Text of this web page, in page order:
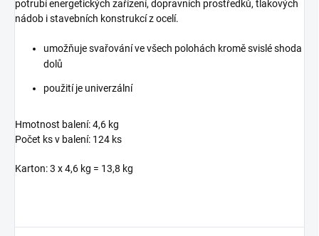
potrubí energetických zařízení, dopravních prostředků, tlakových
nádob i stavebních konstrukcí z ocelí.
umožňuje svařování ve všech polohách kromě svislé shoda
dolů
použití je univerzální
Hmotnost balení: 4,6 kg
Počet ks v balení: 124 ks
Karton: 3 x 4,6 kg = 13,8 kg